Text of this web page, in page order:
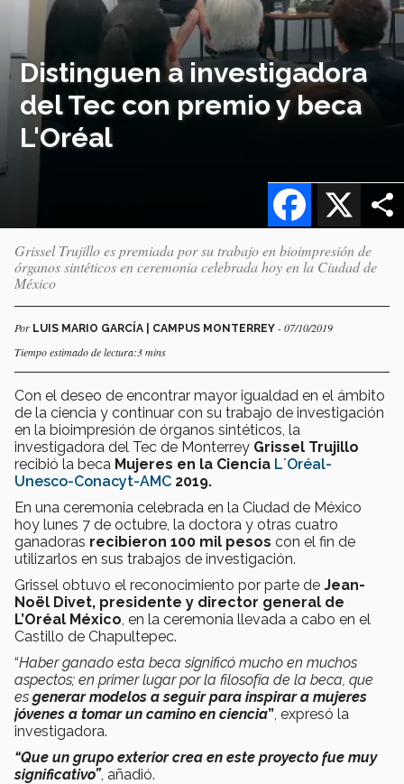
Distinguen a investigadora
del Tec con premio y beca
L'Oréal
X
Facebook
Grissel Trujillo es premiada por su trabajo en bioimpresión de
órganos sintéticos en ceremonia celebrada hoy en la Ciudad de
México
Por LUIS MARIO GARCÍA | CAMPUS MONTERREY - 07/10/2019
Tiempo estimado de lectura:3 mins
Con el deseo de encontrar mayor igualdad en el ámbito
de la ciencia y continuar con su trabajo de investigación
en la bioimpresión de órganos sintéticos, la
investigadora del Tec de Monterrey Grissel Trujillo
recibió la beca Mujeres en la Ciencia L´Oréal-
Unesco-Conacyt-AMC 2019.
En una ceremonia celebrada en la Ciudad de México
hoy lunes 7 de octubre, la doctora y otras cuatro
ganadoras recibieron 100 mil pesos con el fin de
utilizarlos en sus trabajos de investigación.
Grissel obtuvo el reconocimiento por parte de Jean-
Noël Divet, presidente y director general de
L’Oréal México , en la ceremonia llevada a cabo en el
Castillo de Chapultepec.
“Haber ganado esta beca significó mucho en muchos
aspectos; en primer lugar por la filosofía de la beca, que
es generar modelos a seguir para inspirar a mujeres
jóvenes a tomar un camino en ciencia” , expresó la
investigadora.
“Que un grupo exterior crea en este proyecto fue muy
significativo”, añadió.